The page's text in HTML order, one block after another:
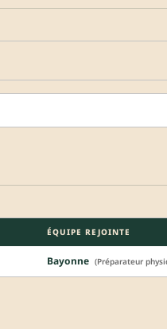
ÉQUIPE REJOINTE
Bayonne (Préparateur